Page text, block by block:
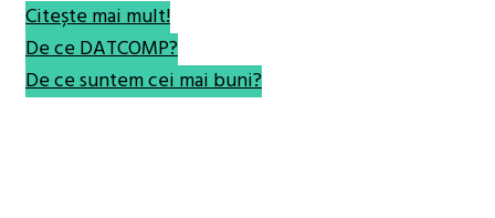
Citește mai mult!
De ce DATCOMP?
De ce suntem cei mai buni?